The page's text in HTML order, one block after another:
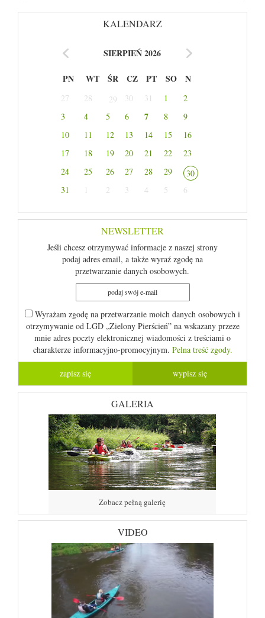
KALENDARZ
SIERPIEŃ 2026
PN WT ŚR CZ PT SO N
27 28 29 30 31 1
2
3
4 5 6 7 8
9
10
11 12 13 14 15
16
17
18 19 20 21 22
23
24
25 26 27 28 29
30
31
1 2 3 4 5 6
NEWSLETTER
Jeśli chcesz otrzymywać informacje z naszej strony
podaj adres email, a także wyraź zgodę na
przetwarzanie danych osobowych.
Wyrażam zgodę na przetwarzanie moich danych osobowych i
otrzymywanie od LGD „Zielony Pierścień” na wskazany przeze
mnie adres poczty elektronicznej wiadomości z treściami o
charakterze informacyjno-promocyjnym. Pelna treść zgody.
GALERIA
Zobacz pełną galerię
VIDEO